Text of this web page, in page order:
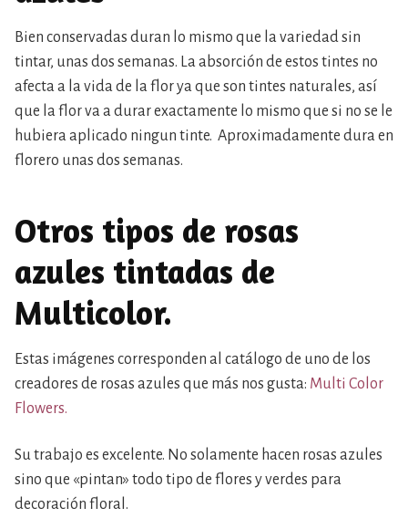
Bien conservadas duran lo mismo que la variedad sin
tintar, unas dos semanas. La absorción de estos tintes no
afecta a la vida de la flor ya que son tintes naturales, así
que la flor va a durar exactamente lo mismo que si no se le
hubiera aplicado ningun tinte. Aproximadamente dura en
florero unas dos semanas.
Otros tipos de rosas
azules tintadas de
Multicolor.
Estas imágenes corresponden al catálogo de uno de los
creadores de rosas azules que más nos gusta: Multi Color
Flowers.
Su trabajo es excelente. No solamente hacen rosas azules
sino que «pintan» todo tipo de flores y verdes para
decoración floral.